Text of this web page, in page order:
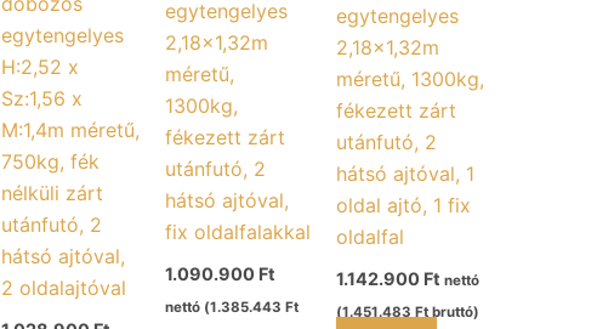
egytengelyes
H:2,52 x
Sz:1,56 x
M:1,4m méretű,
750kg, fék
nélküli zárt
utánfutó, 2
hátsó ajtóval,
2 oldalajtóval
egytengelyes
2,18×1,32m
méretű,
1300kg,
fékezett zárt
utánfutó, 2
hátsó ajtóval,
fix oldalfalakkal
1.090.900 Ft
nettó (1.385.443 Ft
egytengelyes
2,18×1,32m
méretű, 1300kg,
fékezett zárt
utánfutó, 2
hátsó ajtóval, 1
oldal ajtó, 1 fix
oldalfal
1.142.900 Ft nettó
(1.451.483 Ft bruttó)